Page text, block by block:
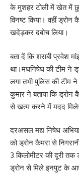
के मुशहर टोली में खेत में
विनष्ट किया। वहीं
खदेड़कर दबोच लिया।
बता दें कि शराबी प्रवेश
था।मधनिषेध की टीम ने
लगा तभी पुलिस की टीम
कुमार ने बताया कि ड्रोन
से खत्म करने में मदद
दरअसल मद्य निषेध
को ड्रोन कैमरा से
3 किलोमीटर की दूरी
ड्रोन से मिले इनपुट के